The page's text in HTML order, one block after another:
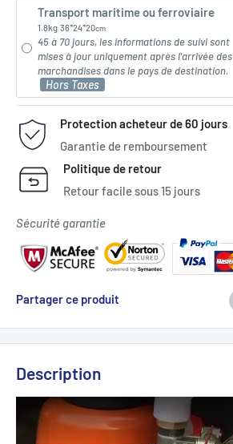
Transport maritime ou ferroviaire
1.8kg 36*24*20cm
45 à 70 jours, les informations de suivi sont
mises à jour uniquement après l'arrivée des
marchandises dans le pays de destination.
Hors Taxes
Protection acheteur de 60 jours
Garantie de remboursement
Politique de retour
Retour facile sous 15 jours
Sécurité garantie
Partager ce produit
Description